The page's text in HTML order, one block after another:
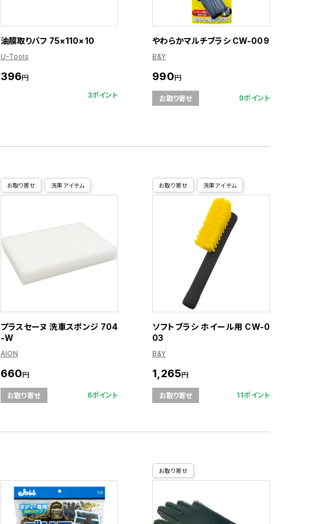
油膜取りバフ 75×110×10
U-Tools
396円
3ポイント
やわらかマルチブラシ CW-009
B&Y
990円
お取り寄せ 9ポイント
お取り寄せ 洗車アイテム
プラスセーヌ 洗車スポンジ 704
-W
AION
660円
お取り寄せ 6ポイント
お取り寄せ 洗車アイテム
ソフトブラシ ホイール用 CW-0
03
B&Y
1,265円
お取り寄せ 11ポイント
お取り寄せ